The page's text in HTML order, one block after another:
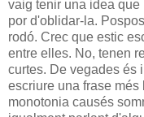
vaig tenir una idea que
por d'oblidar-la.
rodó. Crec que estic
entre elles. No, tenen
curtes. De vegades és
escriure una frase més
monotonia causés